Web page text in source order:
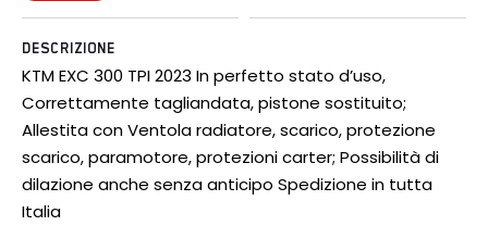
DESCRIZIONE
KTM EXC 300 TPI 2023 In perfetto stato d’uso,
Correttamente tagliandata, pistone sostituito;
Allestita con Ventola radiatore, scarico, protezione
scarico, paramotore, protezioni carter; Possibilità di
dilazione anche senza anticipo Spedizione in tutta
Italia